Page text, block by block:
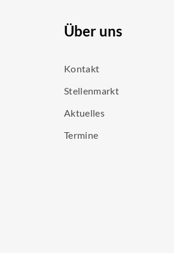
Über uns
Kontakt
Stellenmarkt
Aktuelles
Termine